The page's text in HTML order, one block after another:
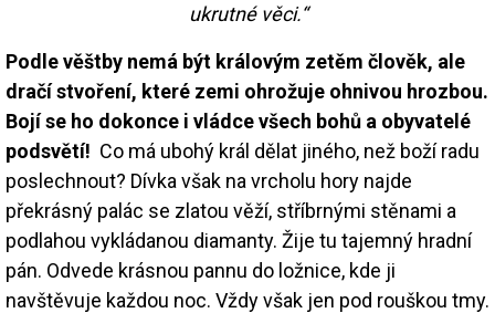
ukrutné věci.“
Podle věštby nemá být královým zetěm člověk, ale
dračí stvoření, které zemi ohrožuje ohnivou hrozbou.
Bojí se ho dokonce i vládce všech bohů a obyvatelé
podsvětí! Co má ubohý král dělat jiného, než boží radu
poslechnout? Dívka však na vrcholu hory najde
překrásný palác se zlatou věží, stříbrnými stěnami a
podlahou vykládanou diamanty. Žije tu tajemný hradní
pán. Odvede krásnou pannu do ložnice, kde ji
navštěvuje každou noc. Vždy však jen pod rouškou tmy.